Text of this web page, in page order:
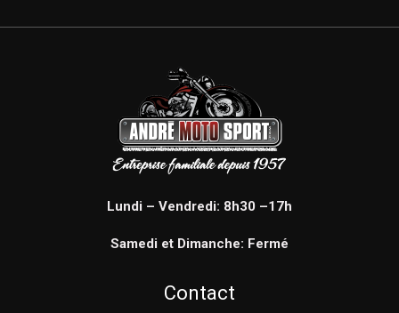
Lundi – Vendredi: 8h30 –17h
Samedi et Dimanche: Fermé
Contact